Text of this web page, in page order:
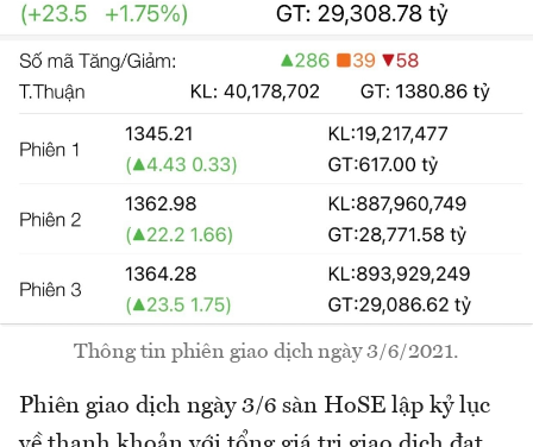
Thông tin phiên giao dịch ngày 3/6/2021.
Phiên giao dịch ngày 3/6 sàn HoSE lập kỷ lục